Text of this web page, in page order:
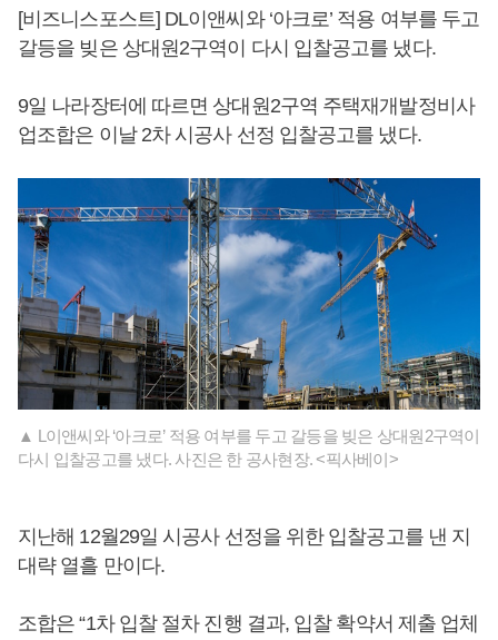
[비즈니스포스트] DL이앤씨와 ‘아크로’ 적용 여부를 두고
갈등을 빚은 상대원2구역이 다시 입찰공고를 냈다.
9일 나라장터에 따르면 상대원2구역 주택재개발정비사
업조합은 이날 2차 시공사 선정 입찰공고를 냈다.
▲ L이앤씨와 ‘아크로’ 적용 여부를 두고 갈등을 빚은 상대원2구역이
다시 입찰공고를 냈다. 사진은 한 공사현장. <픽사베이>
지난해 12월29일 시공사 선정을 위한 입찰공고를 낸 지
대략 열흘 만이다.
조합은 “1차 입찰 절차 진행 결과, 입찰 확약서 제출 업체